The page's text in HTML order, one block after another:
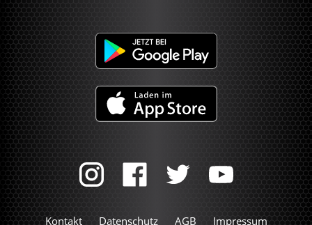
Kontakt Datenschutz AGB Impressum